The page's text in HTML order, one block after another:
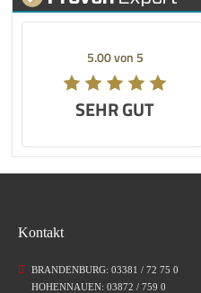
5.00 von 5
SEHR GUT
Kontakt
BRANDENBURG: 03381 / 72 75 0
HOHENNAUEN: 03872 / 759 0